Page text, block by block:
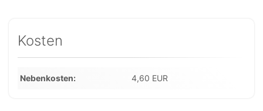
Kosten
Nebenkosten 4,60 EUR